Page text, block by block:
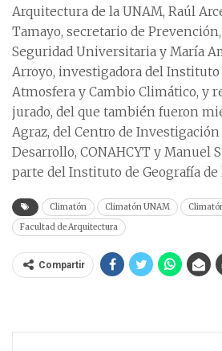
Arquitectura de la UNAM, Raúl
Tamayo, secretario de
Seguridad Universitaria y María
Arroyo, investigadora del Instituto
Atmosfera y Cambio Climático, y
jurado, del que también fueron
Agraz, del Centro de
Desarrollo, CONAHCYT y Manuel
parte del Instituto de Geografía de
Climatón Climatón UNAM
Facultad de Arquitectura
Compartir